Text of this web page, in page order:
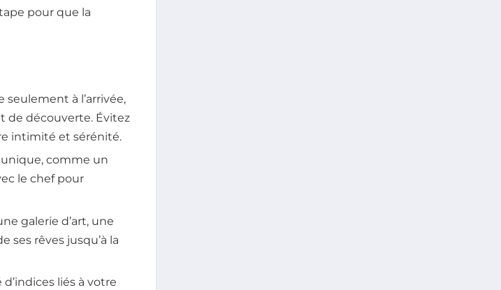
pour que la
à l’arrivée,
de découverte. Évitez
intimité et sérénité.
comme un
le chef pour
galerie d’art, une
ses rêves jusqu’à la
liés à votre